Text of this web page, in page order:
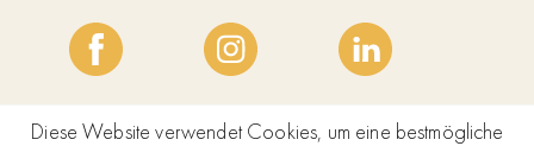
Diese Website verwendet Cookies, um eine bestmögliche